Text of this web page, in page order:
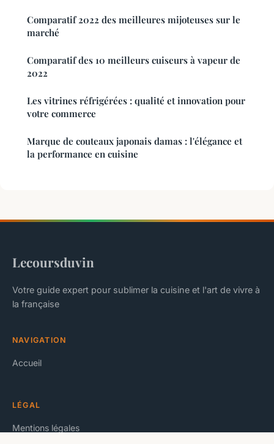
Comparatif 2022 des meilleures mijoteuses sur le
marché
Comparatif des 10 meilleurs cuiseurs à vapeur de
2022
Les vitrines réfrigérées : qualité et innovation pour
votre commerce
Marque de couteaux japonais damas : l'élégance et
la performance en cuisine
Lecoursduvin
Votre guide expert pour sublimer la cuisine et l'art de vivre à
la française
NAVIGATION
Accueil
LÉGAL
Mentions légales